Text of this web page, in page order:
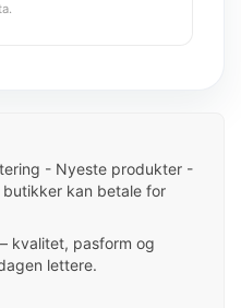
- Nyeste produkter -
kan betale for
kvalitet, pasform og
lettere.